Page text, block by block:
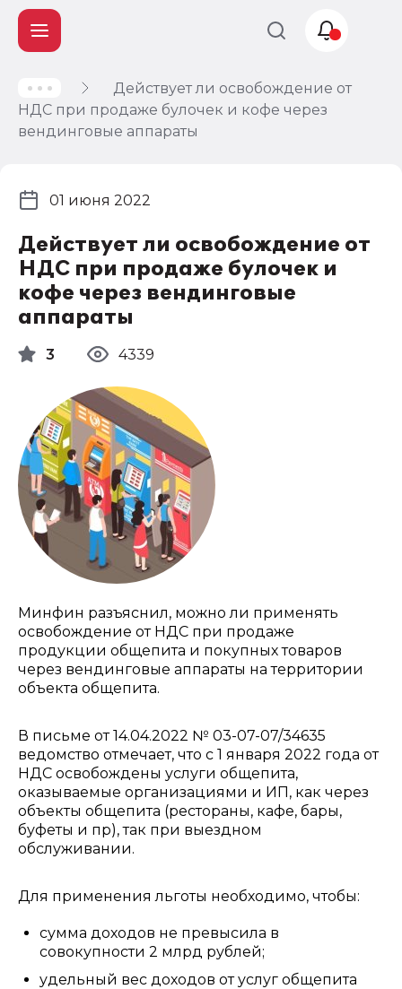
Действует ли освобождение от
НДС при продаже булочек и кофе через
вендинговые аппараты
Действует ли освобождение от
НДС при продаже булочек и
кофе через вендинговые
аппараты
01 июня 2022
3 4339
Минфин разъяснил, можно ли применять
освобождение от НДС при продаже
продукции общепита и покупных товаров
через вендинговые аппараты на территории
объекта общепита.
В письме от 14.04.2022 № 03-07-07/34635
ведомство отмечает, что с 1 января 2022 года от
НДС освобождены услуги общепита,
оказываемые организациями и ИП, как через
объекты общепита (рестораны, кафе, бары,
буфеты и пр), так при выездном
обслуживании.
Для применения льготы необходимо, чтобы:
сумма доходов не превысила в
совокупности 2 млрд рублей;
удельный вес доходов от услуг общепита
Учет и
налогообложение